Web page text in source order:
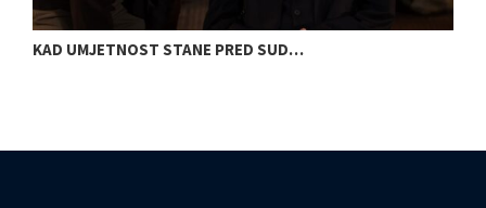
KAD UMJETNOST STANE PRED SUD…